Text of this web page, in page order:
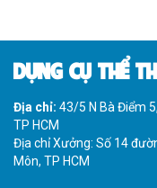
DỤNG CỤ THỂ
Địa chỉ: 43/5 N Bà Điểm
TP HCM
Địa chỉ Xưởng: Số 14
Môn, TP HCM